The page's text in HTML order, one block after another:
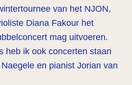
van het NJON,
Diana Fakour het
mag uitvoeren.
heb ik ook concerten staan
en pianist Jorian van